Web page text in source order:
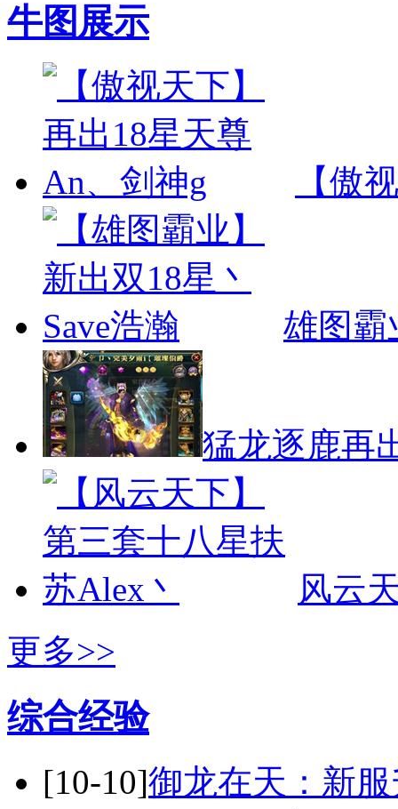
牛图展示
【傲
雄图霸
猛龙逐鹿再
风云
更多>>
综合经验
[10-10]御龙在天：新